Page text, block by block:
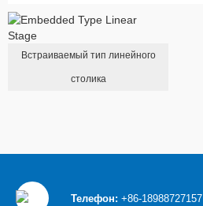
Встраиваемый тип линейного
столика
Телефон: +86-18988727157